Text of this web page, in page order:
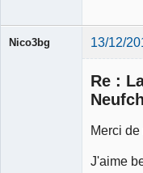
Nico3bg 13/12/
Re :
Merci
J'aime